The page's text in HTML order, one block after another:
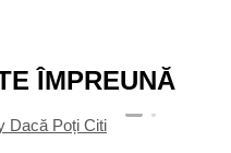
ÎMPREUNĂ